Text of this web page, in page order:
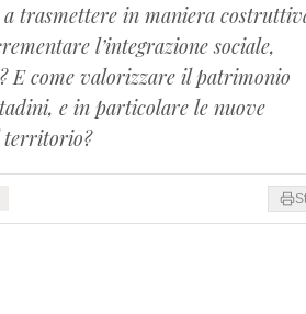
trasmettere in maniera
l’integrazione sociale,
E come valorizzare il patrimonio
e in particolare le nuove
territorio?